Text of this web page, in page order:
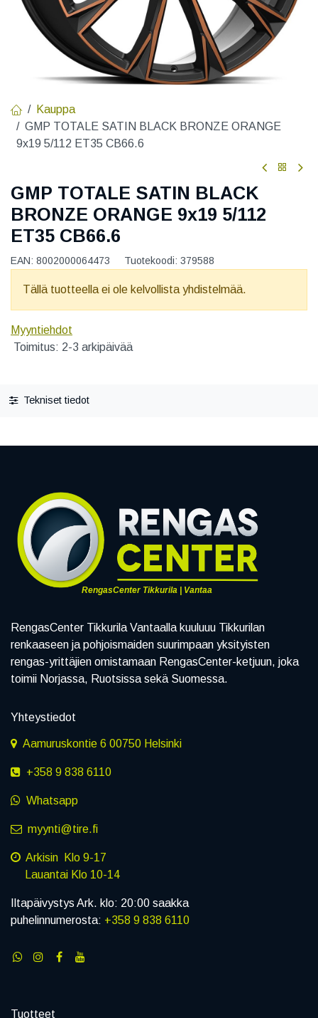
Kauppa
GMP TOTALE SATIN BLACK BRONZE ORANGE
9x19 5/112 ET35 CB66.6
GMP TOTALE SATIN BLACK
BRONZE ORANGE 9x19 5/112
ET35 CB66.6
EAN: 8002000064473 Tuotekoodi: 379588
Tällä tuotteella ei ole kelvollista yhdistelmää.
Myyntiehdot
Toimitus: 2-3 arkipäivää
Tekniset tiedot
RengasCenter Tikkurila | Vantaa
RengasCenter Tikkurila Vantaalla kuuluuu Tikkurilan
renkaaseen ja pohjoismaiden suurimpaan yksityisten
rengas-yrittäjien omistamaan RengasCenter-ketjuun, joka
toimii Norjassa, Ruotsissa sekä Suomessa.
Yhteystiedot
Aamuruskontie 6 00750 Helsinki
+358 9 838 6110
Whatsapp
myynti@tire.fi
Arkisin Klo 9-17
Lauantai Klo 10-14
Iltapäivystys Ark. klo: 20:00 saakka
puhelinnumerosta: +358 9 838 6110
Tuotteet